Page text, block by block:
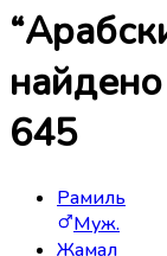
645
Рамиль
Муж.
Жамал